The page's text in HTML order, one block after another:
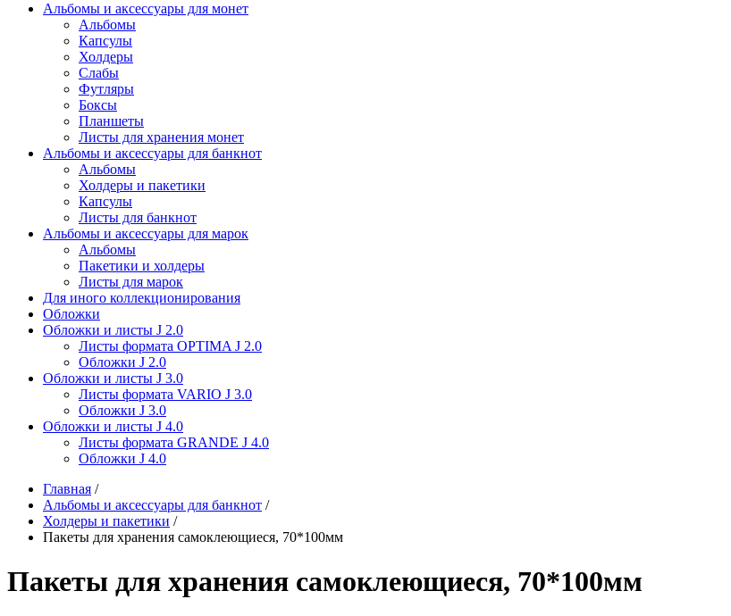
Альбомы и аксессуары для монет
Альбомы
Капсулы
Холдеры
Слабы
Футляры
Боксы
Планшеты
Листы для хранения монет
Альбомы и аксессуары для банкнот
Альбомы
Холдеры и пакетики
Капсулы
Листы для банкнот
Альбомы и аксессуары для марок
Альбомы
Пакетики и холдеры
Листы для марок
Для иного коллекционирования
Обложки
Обложки и листы J 2.0
Листы формата OPTIMA J 2.0
Обложки J 2.0
Обложки и листы J 3.0
Листы формата VARIO J 3.0
Обложки J 3.0
Обложки и листы J 4.0
Листы формата GRANDE J 4.0
Обложки J 4.0
Главная /
Альбомы и аксессуары для банкнот /
Холдеры и пакетики /
Пакеты для хранения самоклеющиеся, 70*100мм
Пакеты для хранения самоклеющиеся, 70*100мм